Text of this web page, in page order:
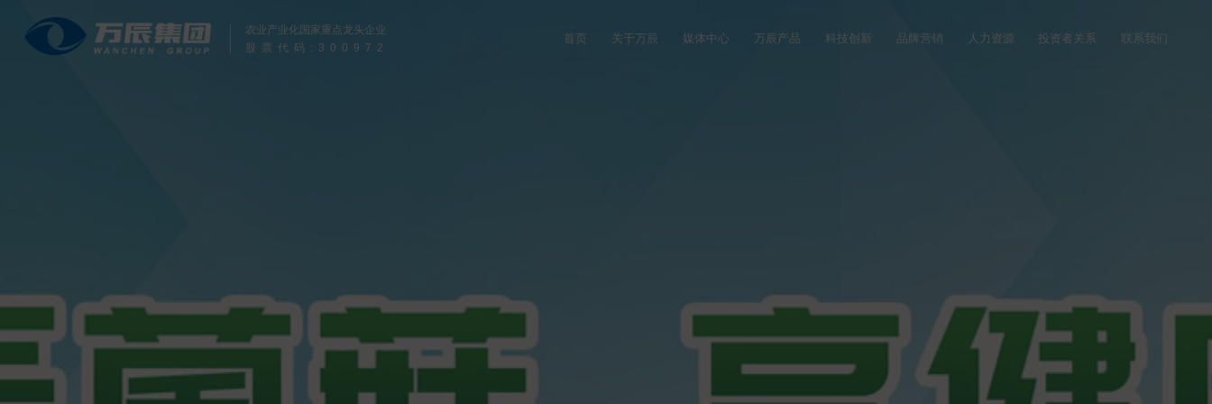
农业产业化国家重点龙头企业
股票代码: 300972
首页 关于万辰 媒体中心 万辰产品 科技创新 品牌营销 人力资源 投资者关系 联系我们